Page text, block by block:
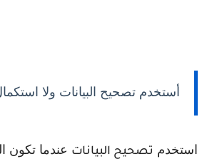
أستخدم تصحيح البيانات ولا
استخدم تصحيح البيانات عندما تكون